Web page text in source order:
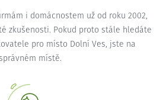
i domácnostem už od roku 2002,
zkušenosti. Pokud proto stále hledáte
pro místo Dolní Ves, jste na
správném místě.